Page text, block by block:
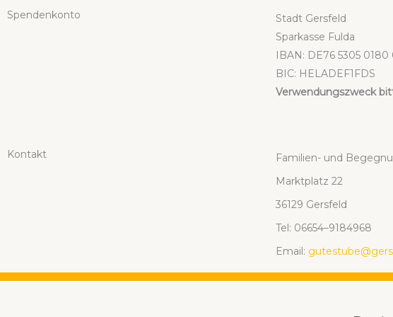
Spen­den­kon­to
Stadt Gers­feld
Spar­kas­se Ful­da
IBAN: DE76 5305
BIC: HELADEF1FDS
Ver­wen­dungs­zweck
Kon­takt
Fami­li­en- und
Markt­platz 22
36129 Gers­feld
Tel: 06654–9184968
Email: